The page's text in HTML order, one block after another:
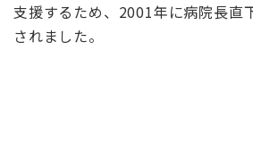
支援するため、2001年に病院長直
されました。